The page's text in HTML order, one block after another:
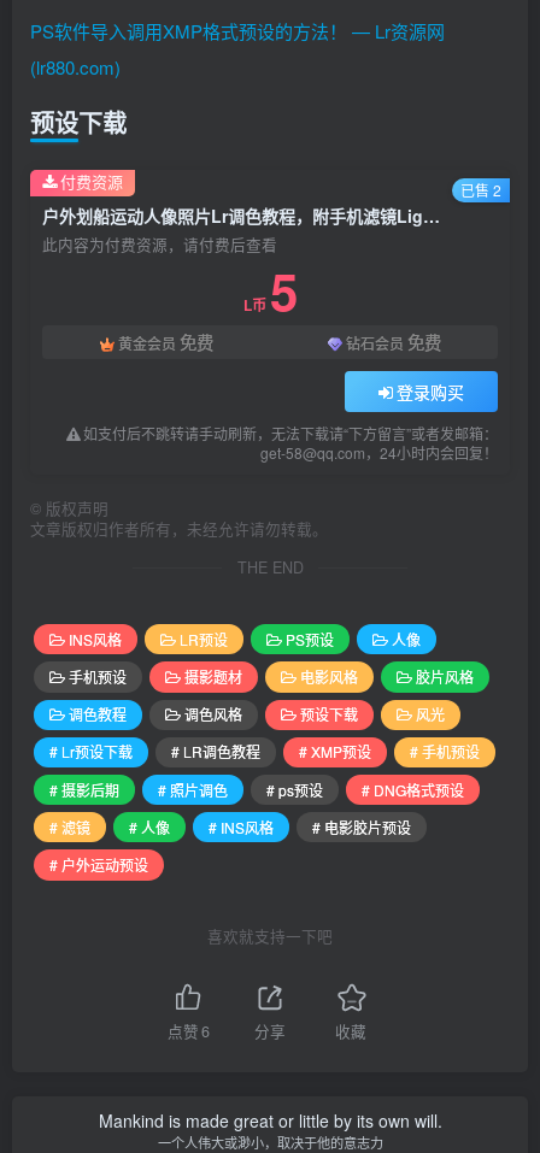
PS软件导入调用XMP格式预设的方法！ — Lr资源网
(lr880.com)
预设下载
户外划船运动人像照片Lr调色教程，附手机滤镜Lightroom+PS预设下载！
此内容为付费资源，请付费后查看
L币 5
黄金会员 免费 钻石会员 免费
登录购买
如支付后不跳转请手动刷新，无法下载请“下方留言”或者发邮箱：
get-58@qq.com，24小时内会回复！
付费资源 已售 2
© 版权声明
文章版权归作者所有，未经允许请勿转载。
THE END
INS风格 LR预设 PS预设
人像
手机预设
摄影题材 电影风格
胶片风格
调色教程
调色风格 预设下载
风光
# Lr预设下载
# LR调色教程 # XMP预设
# 手机预设
# 摄影后期
# 照片调色 # ps预设
# DNG格式预设
# 滤镜
# 人像 # INS风格
# 电影胶片预设
# 户外运动预设
喜欢就支持一下吧
点赞6 分享 收藏
Mankind is made great or little by its own will.
一个人伟大或渺小，取决于他的意志力